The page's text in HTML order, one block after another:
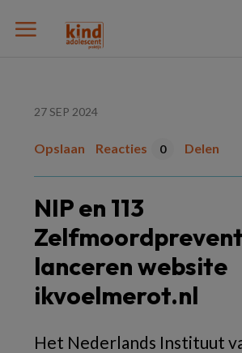
27 SEP 2024
Opslaan Reacties 0 Delen
NIP en 113
lanceren website
ikvoelmerot.nl
Het Nederlands Instituut